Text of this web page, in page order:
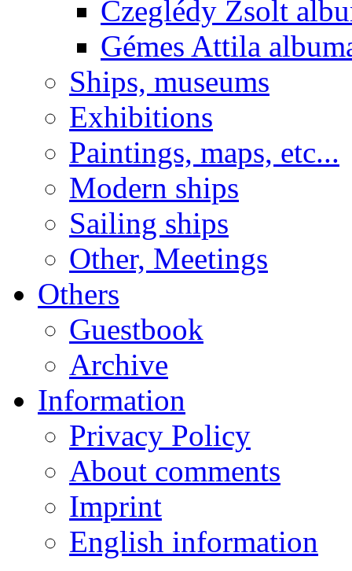
Czeglédy Zsolt
Gémes Attila
Ships, museums
Exhibitions
Paintings, maps, etc...
Modern ships
Sailing ships
Other, Meetings
Others
Guestbook
Archive
Information
Privacy Policy
About comments
Imprint
English information